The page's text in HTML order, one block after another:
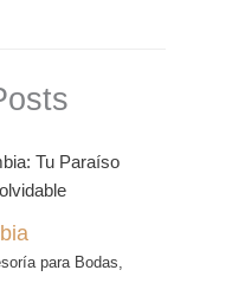
para Bodas,